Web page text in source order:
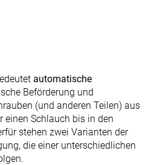
automatische
Beförderung und
(und anderen Teilen) aus
einen Schlauch bis in den
stehen zwei Varianten der
die einer unterschiedlichen